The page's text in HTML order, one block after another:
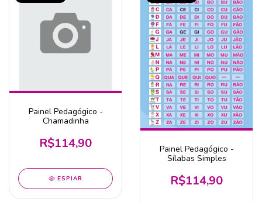
Painel Pedagógico -
Chamadinha
R$114,90
ESPIAR
Painel Pedagógico -
Sílabas Simples
R$114,90